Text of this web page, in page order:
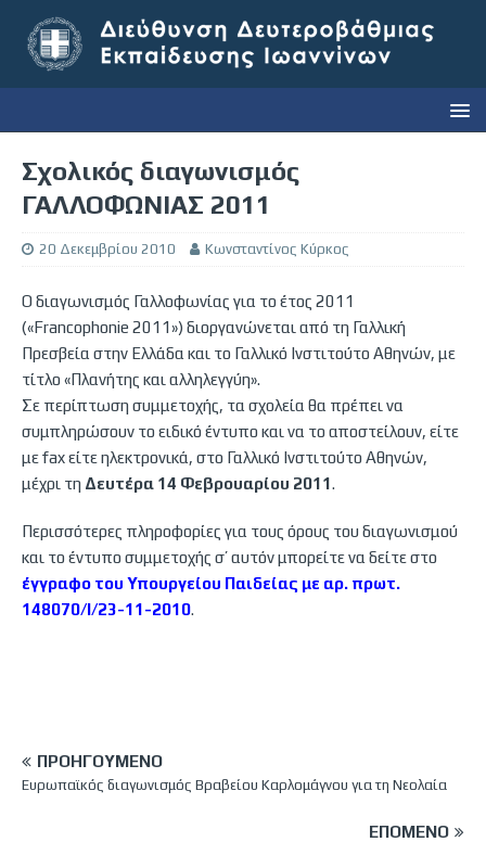
Σχολικός διαγωνισμός
ΓΑΛΛΟΦΩΝΙΑΣ 2011
20 Δεκεμβρίου 2010 Κωνσταντίνος Κύρκος
Ο διαγωνισμός Γαλλοφωνίας για το έτος 2011
(«Francophonie 2011») διοργανώνεται από τη Γαλλική
Πρεσβεία στην Ελλάδα και το Γαλλικό Ινστιτούτο Αθηνών, με
τίτλο «Πλανήτης και αλληλεγγύη».
Σε περίπτωση συμμετοχής, τα σχολεία θα πρέπει να
συμπληρώσουν το ειδικό έντυπο και να το αποστείλουν, είτε
με fax είτε ηλεκτρονικά, στο Γαλλικό Ινστιτούτο Αθηνών,
μέχρι τη Δευτέρα 14 Φεβρουαρίου 2011.
Περισσότερες πληροφορίες για τους όρους του διαγωνισμού
και το έντυπο συμμετοχής σ’ αυτόν μπορείτε να δείτε στο
έγγραφο του Υπουργείου Παιδείας με αρ. πρωτ.
148070/Ι/23-11-2010.
ΠΡΟΗΓΟΎΜΕΝΟ
Ευρωπαϊκός διαγωνισμός Βραβείου Καρλομάγνου για τη Νεολαία
ΕΠΌΜΕΝΟ